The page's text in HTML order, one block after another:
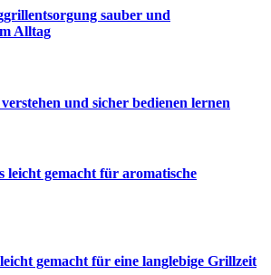
sauber und
Alltag
und sicher bedienen lernen
leicht gemacht für aromatische
gemacht für eine langlebige Grillzeit